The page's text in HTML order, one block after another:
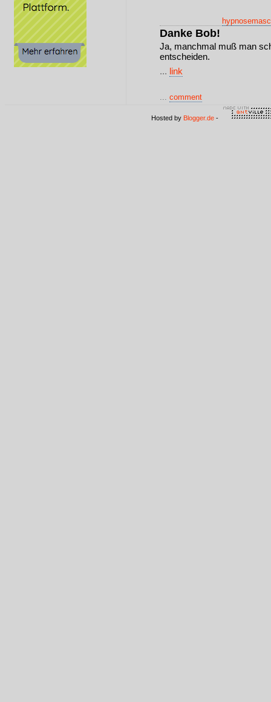
Danke Bob!
Ja, manchmal muß man
entscheiden.
... link
... comment
Hosted by Blogger.de -